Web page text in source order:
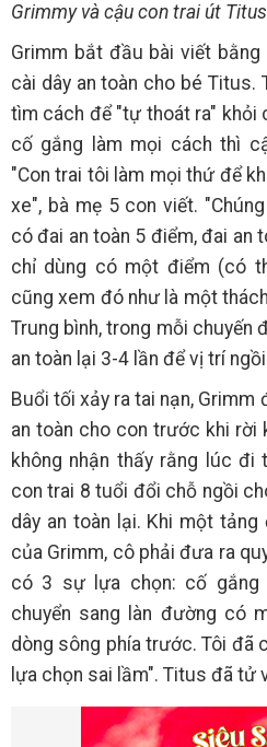
Grimmy và cậu con trai út
Grimm bắt đầu bài viết
cài dây an toàn cho bé Titus.
tìm cách để "tự thoát ra" khỏi
cố gắng làm mọi cách thì
"Con trai tôi làm mọi thứ để
xe", bà mẹ 5 con viết.
có đai an toàn 5 điểm, đai an
chỉ dùng có một điểm (có
cũng xem đó như là một
Trung bình, trong mỗi chuyến
an toàn lại 3-4 lần để vị trí
Buổi tối xảy ra tai nạn,
an toàn cho con trước khi rời
không nhận thấy rằng lúc
con trai 8 tuổi đổi chỗ ngồi
dây an toàn lại. Khi một
của Grimm, cô phải đưa ra
có 3 sự lựa chọn: cố
chuyển sang làn đường có
dòng sông phía trước. Tôi đã
lựa chọn sai lầm". Titus đã tử